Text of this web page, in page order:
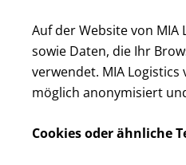
Auf der Website von
sowie Daten, die Ihr
verwendet. MIA
möglich anonymisiert
Cookies oder ähnliche